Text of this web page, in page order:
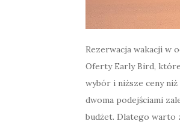
Rezerwacja wakacji w
Oferty Early Bird,
wybór i niższe ceny
dwoma podejściami
budżet. Dlatego warto